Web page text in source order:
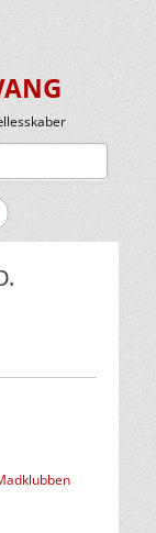
Tlf.